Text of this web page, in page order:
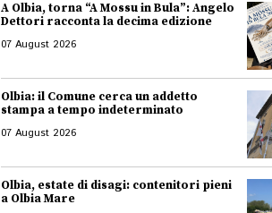
A Olbia, torna “A Mossu in Bula”: Angelo
Dettori racconta la decima edizione
07 August 2026
Olbia: il Comune cerca un addetto
stampa a tempo indeterminato
07 August 2026
Olbia, estate di disagi: contenitori pieni
a Olbia Mare